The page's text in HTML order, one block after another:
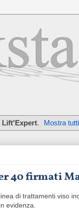
Lift'Expert. Mostra
40 firmati
di trattamenti viso
evidenza.